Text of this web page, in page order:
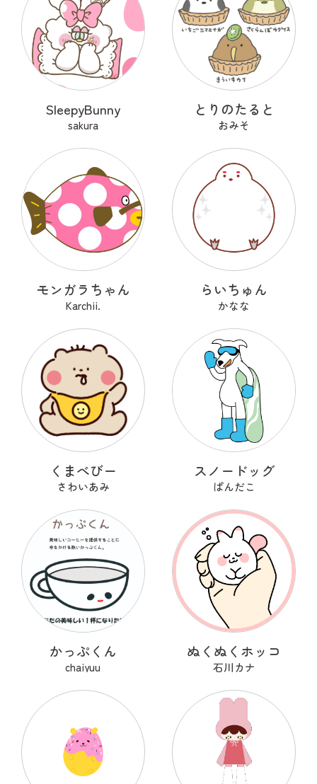
SleepyBunny
sakura
とりのたると
おみそ
モンガラちゃん
Karchii.
らいちゅん
かなな
くまべびー
さわいあみ
スノードッグ
ぱんだこ
かっぷくん
chaiyuu
ぬくぬくホッコ
石川カナ